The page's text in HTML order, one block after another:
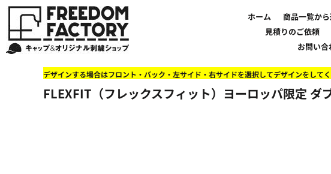
ホーム 商品一覧か
見積りのご依頼
お問い合
デザインする場合はフロント・バック・左サイド・右サイドを選択してデザインをして
FLEXFIT（フレックスフィット）ヨーロッパ限定 ダ
ホーム
商品一覧から選ぶ
商品一覧から選ぶ
オーダー方法
オーダー方法
新着おすすめ商品
セール
NEW ERA BLANK CAP(ニューエラ 無地キャップ）
FLEXFIT/YUPOONG（フレックスフィット/ユーポン 無地キャップ）
その他ブランドブランク無地キャップ
オリジナル刺繍をオーダー
文字でデザインする場合
お客様のデザインをアップロードする場合
ネットで購入した方で再注文したい方へ
Q&A 質問と回答参考事例
【帽子】刺繍価格について
【アパレル】刺繍価格について
送料について
オリジナル刺繍製作事例
オリジナル刺繍価格参考事例
バッグやTシャツにも刺繍可能
59FIFTYとは?
ユーポン/フレックスフィットとは
ユナイテッドアスレ取り扱い開始!
キャラクターワッペン販売中!
商品紹介・新着情報
刺繍・デザインの知識
刺繍ミシン・設備紹介
帽子のメンテナンス他
FREEDOM
アルファベット3D刺繍 花文字A A-Z
ワッペン
湘南
父の日
法人・企業向け商品特集
イベント・販促向け商品特集
学校・部活向け商品特集